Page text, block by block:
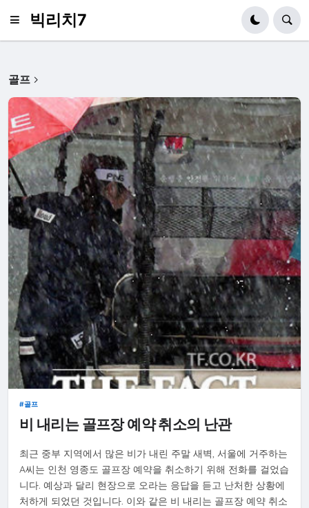
빅리치7
골프
골프
비 내리는 골프장 예약 취소의 난관
최근 중부 지역에서 많은 비가 내린 주말 새벽, 서울에 거주하는
A씨는 인천 영종도 골프장 예약을 취소하기 위해 전화를 걸었습
니다. 예상과 달리 현장으로 오라는 응답을 듣고 난처한 상황에
처하게 되었던 것입니다. 이와 같은 비 내리는 골프장 예약 취소